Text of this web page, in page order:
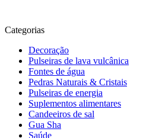
Categorias
Decoração
Pulseiras de lava vulcânica
Fontes de água
Pedras Naturais & Cristais
Pulseiras de energia
Suplementos alimentares
Candeeiros de sal
Gua Sha
Saúde